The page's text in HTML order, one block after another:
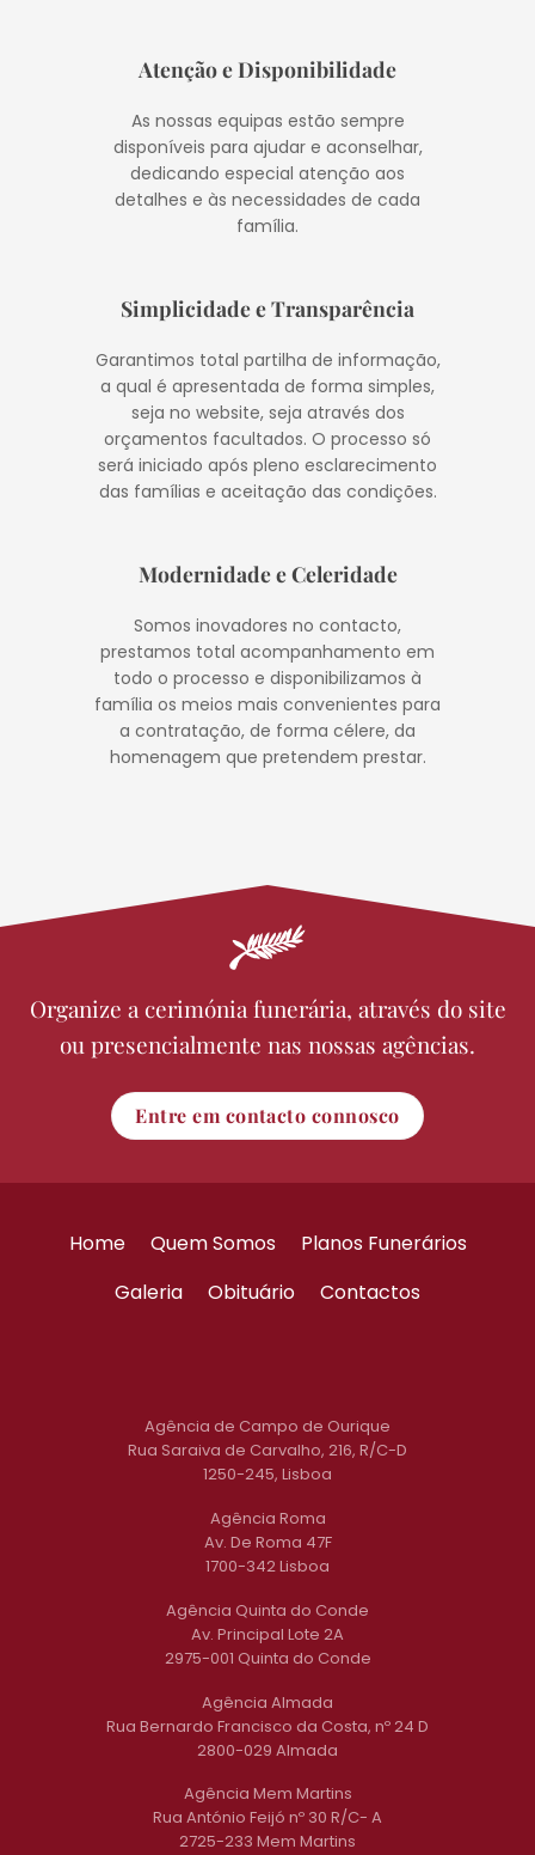
Atenção e Disponibilidade
As nossas equipas estão sempre
disponíveis para ajudar e aconselhar,
dedicando especial atenção aos
detalhes e às necessidades de cada
família.
Simplicidade e Transparência
Garantimos total partilha de informação,
a qual é apresentada de forma simples,
seja no website, seja através dos
orçamentos facultados. O processo só
será iniciado após pleno esclarecimento
das famílias e aceitação das condições.
Modernidade e Celeridade
Somos inovadores no contacto,
prestamos total acompanhamento em
todo o processo e disponibilizamos à
família os meios mais convenientes para
a contratação, de forma célere, da
homenagem que pretendem prestar.
Organize a cerimónia funerária, através do site
ou presencialmente nas nossas agências.
Entre em contacto connosco
Home Quem Somos
Planos Funerários
Galeria
Obituário Contactos
Agência de Campo de Ourique
Rua Saraiva de Carvalho, 216, R/C-D
1250-245, Lisboa
Agência Roma
Av. De Roma 47F
1700-342 Lisboa
Agência Quinta do Conde
Av. Principal Lote 2A
2975-001 Quinta do Conde
Agência Almada
Rua Bernardo Francisco da Costa, nº 24 D
2800-029 Almada
Agência Mem Martins
Rua António Feijó nº 30 R/C- A
2725-233 Mem Martins